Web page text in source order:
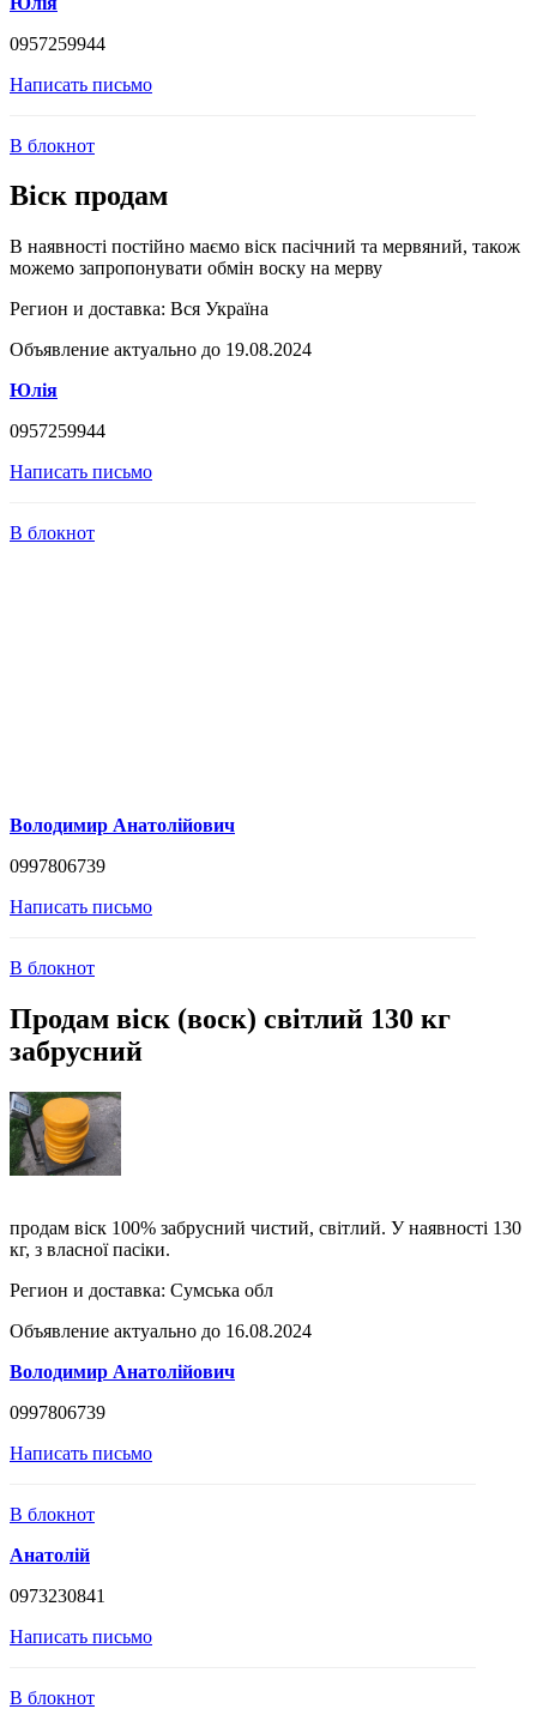
0957259944
Написать письмо
В блокнот
Віск продам
В наявності постійно маємо віск пасічний та мервяний, також
можемо запропонувати обмін воску на мерву
Регион и доставка: Вся Україна
Объявление актуально до 19.08.2024
Юлія
0957259944
Написать письмо
В блокнот
Володимир Анатолійович
0997806739
Написать письмо
В блокнот
Продам віск (воск) світлий 130 кг
забрусний
продам віск 100% забрусний чистий, світлий. У наявності 130
кг, з власної пасіки.
Регион и доставка: Сумська обл
Объявление актуально до 16.08.2024
Володимир Анатолійович
0997806739
Написать письмо
В блокнот
Анатолій
0973230841
Написать письмо
В блокнот